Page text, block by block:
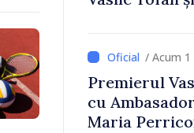
/ Acum 1
Premierul
cu
Maria